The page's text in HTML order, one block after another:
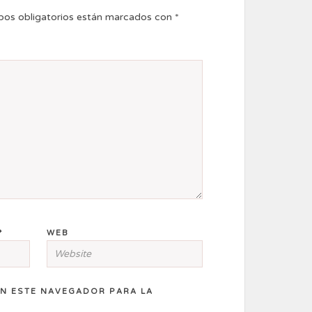
obligatorios están marcados con *
WEB
ESTE NAVEGADOR PARA LA